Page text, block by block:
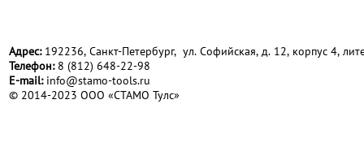
Адрес:192236, Санкт-Петербург, ул. Софийская, д. 12, корпус 4,
Телефон:8 (812) 648-22-98
Е-mail: info@stamo-tools.ru
© 2014-2023 ООО «СТАМО Тулс»